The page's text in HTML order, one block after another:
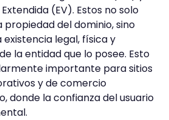
(EV). Estos no solo
propiedad del dominio, sino
legal, física y
la entidad que lo posee. Esto
importante para sitios
y de comercio
donde la confianza del usuario